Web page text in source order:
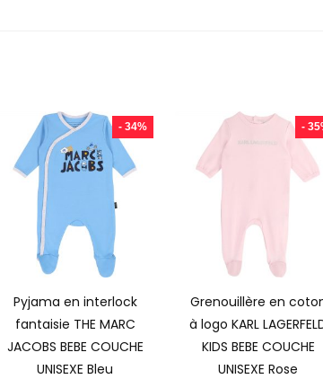
- 34%
Pyjama en interlock
fantaisie THE MARC
JACOBS BEBE COUCHE
UNISEXE Bleu
-
Grenouillère en
à logo KARL
KIDS BEBE COUCHE
UNISEXE Rose